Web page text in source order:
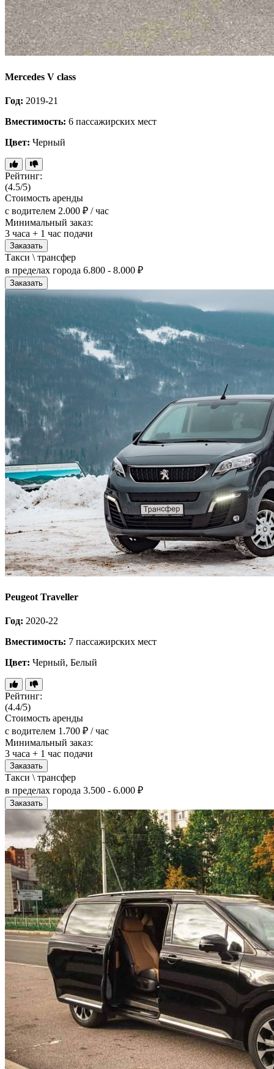
Mercedes V class
Год: 2019-21
Вместимость: 6 пассажирских мест
Цвет: Черный
Рейтинг:
(4.5/5)
Стоимость аренды
с водителем 2.000 ₽ / час
Минимальный заказ:
3 часа + 1 час подачи
Заказать
Такси \ трансфер
в пределах города 6.800 - 8.000 ₽
Заказать
Peugeot Traveller
Год: 2020-22
Вместимость: 7 пассажирских мест
Цвет: Черный, Белый
Рейтинг:
(4.4/5)
Стоимость аренды
с водителем 1.700 ₽ / час
Минимальный заказ:
3 часа + 1 час подачи
Заказать
Такси \ трансфер
в пределах города 3.500 - 6.000 ₽
Заказать